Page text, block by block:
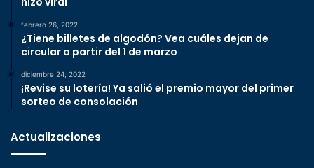
febrero 26, 2022
¿Tiene billetes de algodón? Vea cuáles dejan de
circular a partir del 1 de marzo
diciembre 24, 2022
¡Revise su lotería! Ya salió el premio mayor del primer
sorteo de consolación
Actualizaciones